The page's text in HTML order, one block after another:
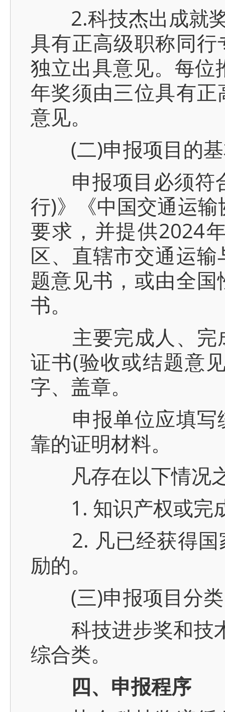
2.科技杰出成就奖
具有正高级职称同
独立出具意见。每
年奖须由三位具有
意见。
(二)申报项目的基
申报项目必须符
行)》《中国交通运
要求，并提供2024
区、直辖市交通运
题意见书，或由全
书。
主要完成人、完
证书(验收或结题意
字、盖章。
申报单位应填写
靠的证明材料。
凡存在以下情况
1. 知识产权或完
2. 凡已经获得国
励的。
(三)申报项目分类
科技进步奖和技术
综合类。
四、申报程序